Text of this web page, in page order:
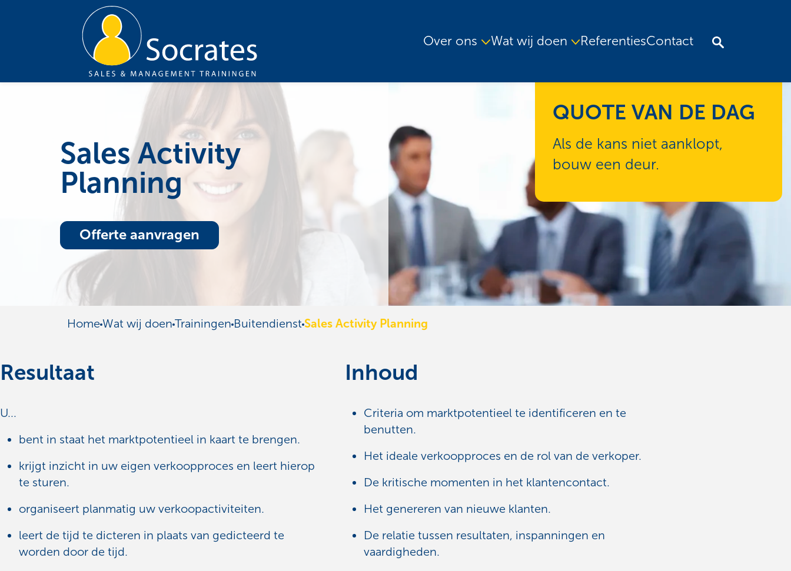
Over ons Wat wij doen ReferentiesContact
Sales Activity
Planning
Offerte aanvragen
QUOTE VAN DE DAG
Als de kans niet aanklopt,
bouw een deur.
Home Wat wij doen Trainingen Buitendienst Sales Activity Planning
Resultaat
U...
bent in staat het marktpotentieel in kaart te brengen.
krijgt inzicht in uw eigen verkoopproces en leert hierop
te sturen.
organiseert planmatig uw verkoopactiviteiten.
leert de tijd te dicteren in plaats van gedicteerd te
worden door de tijd.
Inhoud
Criteria om marktpotentieel te identificeren en te
benutten.
Het ideale verkoopproces en de rol van de verkoper.
De kritische momenten in het klantencontact.
Het genereren van nieuwe klanten.
De relatie tussen resultaten, inspanningen en
vaardigheden.